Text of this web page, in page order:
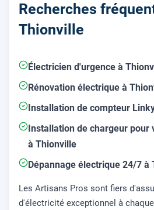
Recherches
Thionville
Électricien d'urgence à
Rénovation électrique à
Installation de compteur
Installation de chargeur pour
à Thionville
Dépannage électrique 24/7 à
Les Artisans Pros sont fiers
d'électricité exceptionnel à